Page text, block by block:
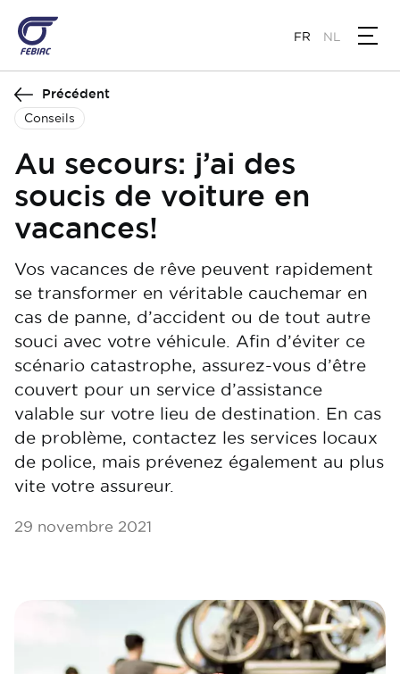
contenu
principal
FR NL
Précédent
Conseils
Au secours: j’ai des
soucis de voiture en
vacances!
Vos vacances de rêve peuvent rapidement
se transformer en véritable cauchemar en
cas de panne, d’accident ou de tout autre
souci avec votre véhicule. Afin d’éviter ce
scénario catastrophe, assurez-vous d’être
couvert pour un service d’assistance
valable sur votre lieu de destination. En cas
de problème, contactez les services locaux
de police, mais prévenez également au plus
vite votre assureur.
29 novembre 2021